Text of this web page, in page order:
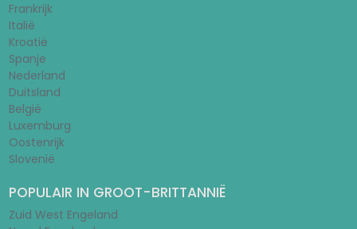
Frankrijk
Italië
Kroatië
Spanje
Nederland
Duitsland
België
Luxemburg
Oostenrijk
Slovenië
POPULAIR IN GROOT-BRITTANNIË
Zuid West Engeland